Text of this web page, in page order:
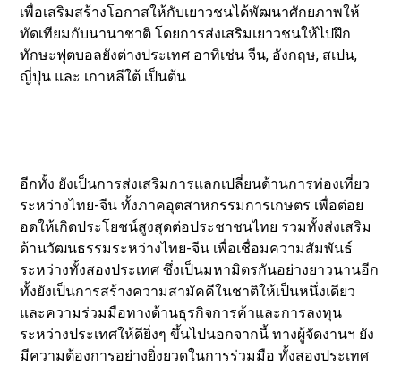
เพื่อเสริมสร้างโอกาสให้กับเยาวชนได้พัฒนาศักยภาพให้
ทัดเทียมกับนานาชาติ โดยการส่งเสริมเยาวชนให้ไปฝึก
ทักษะฟุตบอลยังต่างประเทศ อาทิเช่น จีน, อังกฤษ, สเปน,
ญี่ปุ่น และ เกาหลีใต้ เป็นต้น
อีกทั้ง ยังเป็นการส่งเสริมการแลกเปลี่ยนด้านการท่องเที่ยว
ระหว่างไทย-จีน ทั้งภาคอุตสาหกรรมการเกษตร เพื่อต่อย
อดให้เกิดประโยชน์สูงสุดต่อประชาชนไทย รวมทั้งส่งเสริม
ด้านวัฒนธรรมระหว่างไทย-จีน เพื่อเชื่อมความสัมพันธ์
ระหว่างทั้งสองประเทศ ซึ่งเป็นมหามิตรกันอย่างยาวนานอีก
ทั้งยังเป็นการสร้างความสามัคคีในชาติให้เป็นหนึ่งเดียว
และความร่วมมือทางด้านธุรกิจการค้าและการลงทุน
ระหว่างประเทศให้ดียิ่งๆ ขึ้นไปนอกจากนี้ ทางผู้จัดงานฯ ยัง
มีความต้องการอย่างยิ่งยวดในการร่วมมือ ทั้งสองประเทศ